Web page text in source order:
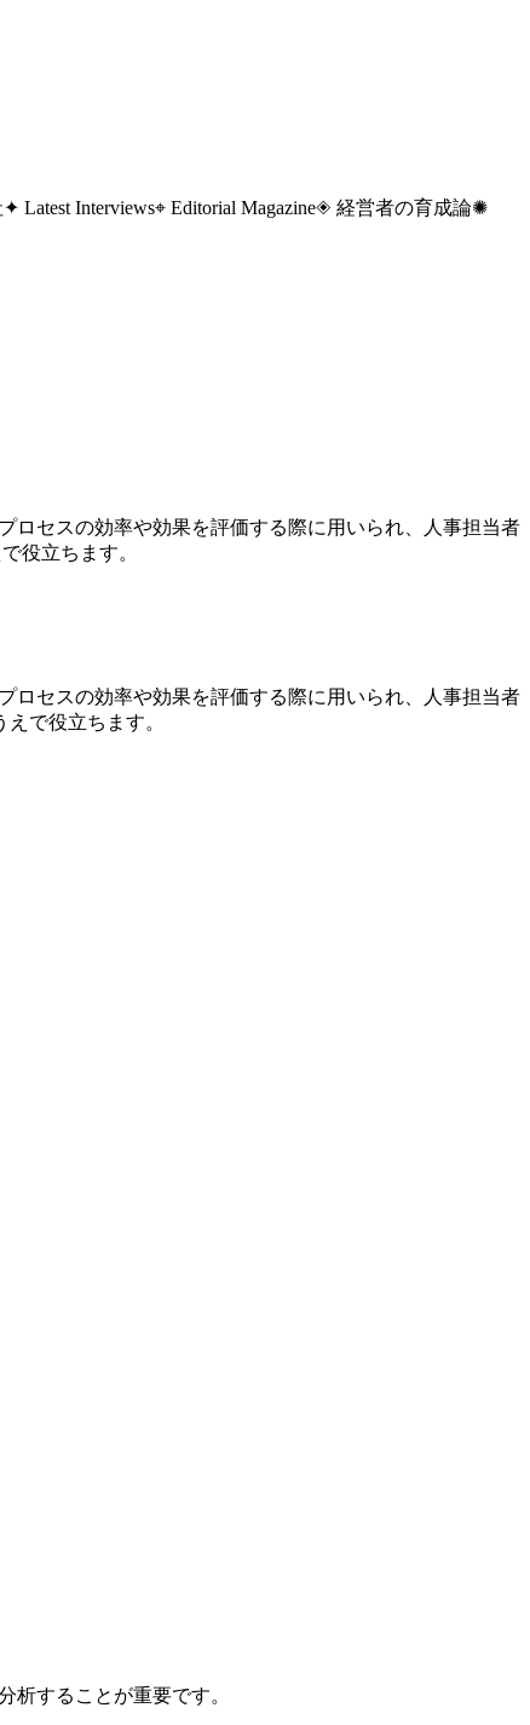
✦ Latest Interviews⌖ Editorial Magazine◈ 経営者の育成論✺
ロセスの効率や効果を評価する際に用いられ、人事担当者
役立ちます。
ロセスの効率や効果を評価する際に用いられ、人事担当者
で役立ちます。
析することが重要です。